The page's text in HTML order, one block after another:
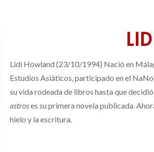
Lidi Howland (23/10/1994) Nació en
Estudios Asiáticos, participado en el
su vida rodeada de libros hasta que
astroses su primera novela publicada.
hielo y la escritura.